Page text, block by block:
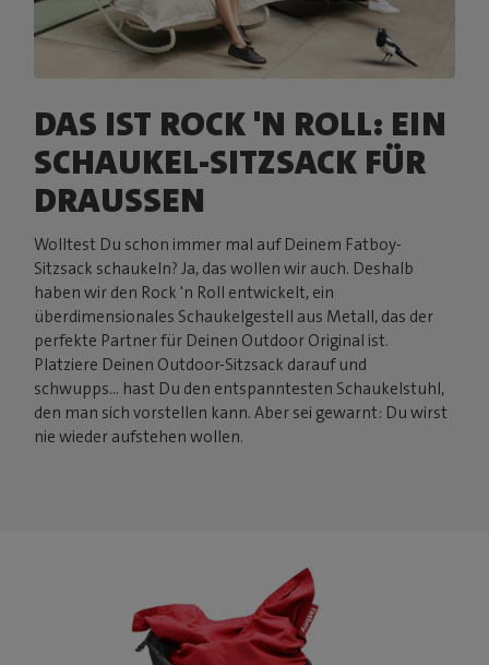
DAS IST ROCK 'N ROLL: EIN
SCHAUKEL-SITZSACK FÜR
DRAUSSEN
Wolltest Du schon immer mal auf Deinem Fatboy-
Sitzsack schaukeln? Ja, das wollen wir auch. Deshalb
haben wir den Rock 'n Roll entwickelt, ein
überdimensionales Schaukelgestell aus Metall, das der
perfekte Partner für Deinen Outdoor Original ist.
Platziere Deinen Outdoor-Sitzsack darauf und
schwupps... hast Du den entspanntesten Schaukelstuhl,
den man sich vorstellen kann. Aber sei gewarnt: Du wirst
nie wieder aufstehen wollen.